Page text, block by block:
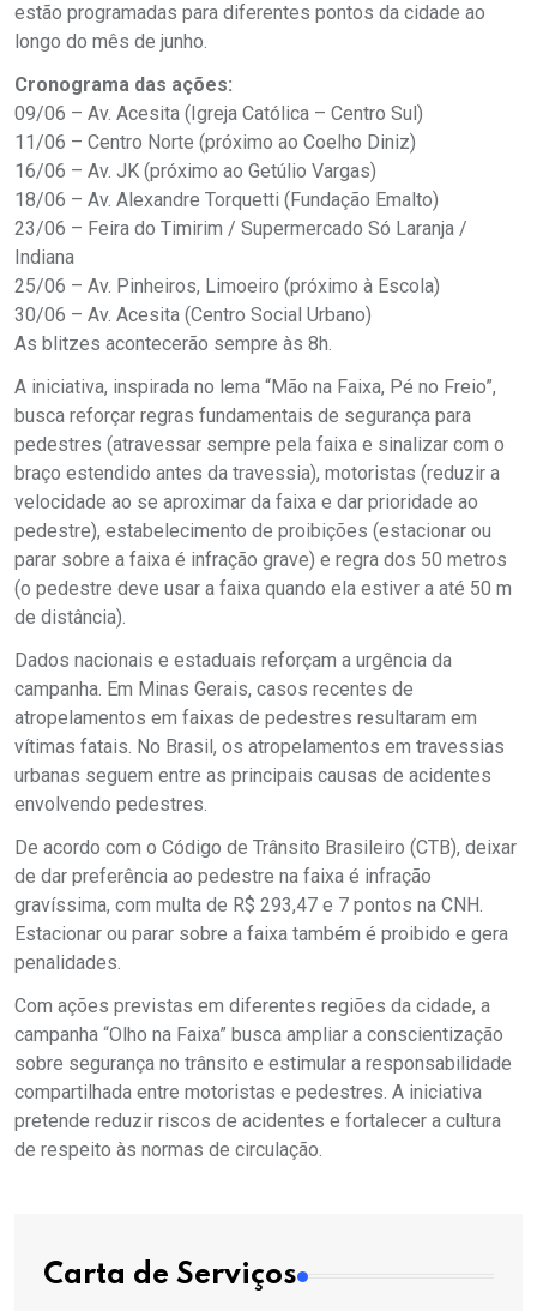
estão programadas para diferentes pontos da cidade ao
longo do mês de junho.
Cronograma das ações:
09/06 – Av. Acesita (Igreja Católica – Centro Sul)
11/06 – Centro Norte (próximo ao Coelho Diniz)
16/06 – Av. JK (próximo ao Getúlio Vargas)
18/06 – Av. Alexandre Torquetti (Fundação Emalto)
23/06 – Feira do Timirim / Supermercado Só Laranja /
Indiana
25/06 – Av. Pinheiros, Limoeiro (próximo à Escola)
30/06 – Av. Acesita (Centro Social Urbano)
As blitzes acontecerão sempre às 8h.
A iniciativa, inspirada no lema “Mão na Faixa, Pé no Freio”,
busca reforçar regras fundamentais de segurança para
pedestres (atravessar sempre pela faixa e sinalizar com o
braço estendido antes da travessia), motoristas (reduzir a
velocidade ao se aproximar da faixa e dar prioridade ao
pedestre), estabelecimento de proibições (estacionar ou
parar sobre a faixa é infração grave) e regra dos 50 metros
(o pedestre deve usar a faixa quando ela estiver a até 50 m
de distância).
Dados nacionais e estaduais reforçam a urgência da
campanha. Em Minas Gerais, casos recentes de
atropelamentos em faixas de pedestres resultaram em
vítimas fatais. No Brasil, os atropelamentos em travessias
urbanas seguem entre as principais causas de acidentes
envolvendo pedestres.
De acordo com o Código de Trânsito Brasileiro (CTB), deixar
de dar preferência ao pedestre na faixa é infração
gravíssima, com multa de R$ 293,47 e 7 pontos na CNH.
Estacionar ou parar sobre a faixa também é proibido e gera
penalidades.
Com ações previstas em diferentes regiões da cidade, a
campanha “Olho na Faixa” busca ampliar a conscientização
sobre segurança no trânsito e estimular a responsabilidade
compartilhada entre motoristas e pedestres. A iniciativa
pretende reduzir riscos de acidentes e fortalecer a cultura
de respeito às normas de circulação.
Carta de Serviços